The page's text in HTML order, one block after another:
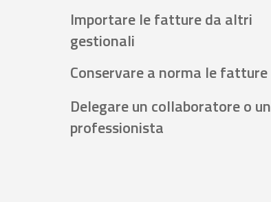
Importare le fatture da altri
gestionali
Conservare a norma le fatture
Delegare un collaboratore o un
professionista